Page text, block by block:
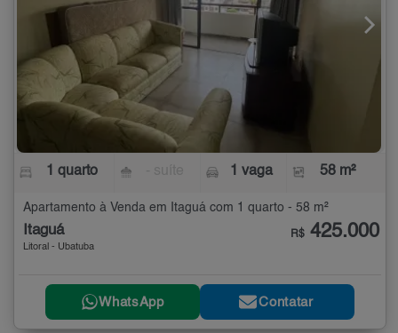
1 quarto 1 vaga 58 m²
Apartamento à Venda em Itaguá com 1 quarto - 58 m²
Itaguá
Litoral - Ubatuba
R$ 425.000
WhatsApp Contatar